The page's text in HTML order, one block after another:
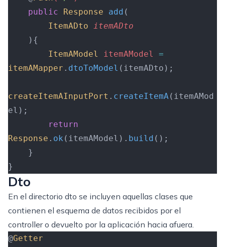
    public
Response add (
        ItemADto
itemADto
    ){
        ItemAModel
itemAModel
=
itemAMapper . dtoToModel (itemADto);
createItemAInputPort . createItemA(itemAMod
el);
        return
Response . ok (itemAModel). build ();
    }
}
Dto
En el directorio dto se incluyen aquellas clases que
contienen el esquema de datos recibidos por el
controller o devuelto por la aplicación hacia afuera.
@Getter